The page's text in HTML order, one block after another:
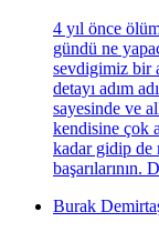
4 yıl önce
gündü ne
sevdigimiz bir
detayı adım
sayesinde ve
kendisine çok
kadar gidip de
başarılarının.
Burak